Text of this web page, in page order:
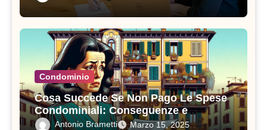
Condominio
Cosa Succede Se Non Pago Le Spese
Condominiali: Conseguenze e
Soluzioni Pratiche
Antonio Brametti Marzo 15, 2025